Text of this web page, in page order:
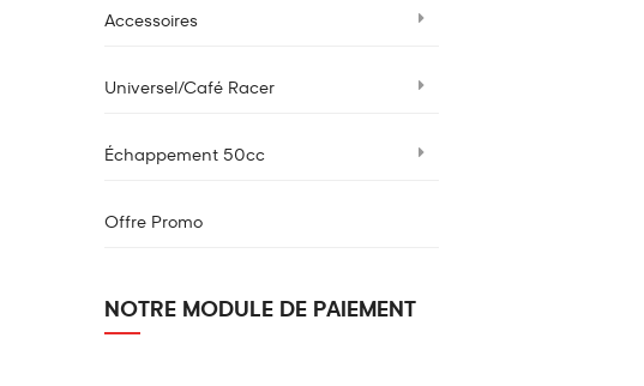
Accessoires
Universel/Café Racer
Échappement 50cc
Offre Promo
NOTRE MODULE DE PAIEMENT